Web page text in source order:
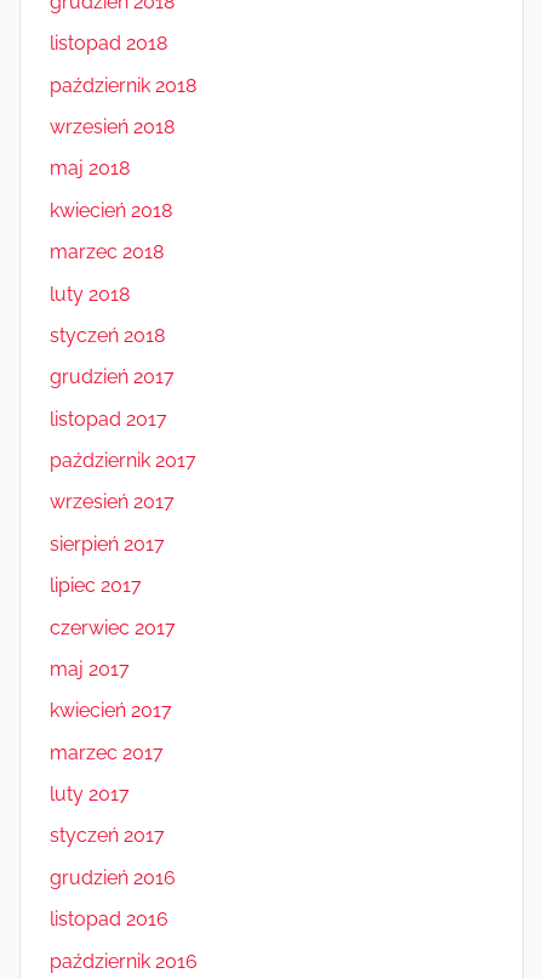
listopad 2018
październik 2018
wrzesień 2018
maj 2018
kwiecień 2018
marzec 2018
luty 2018
styczeń 2018
grudzień 2017
listopad 2017
październik 2017
wrzesień 2017
sierpień 2017
lipiec 2017
czerwiec 2017
maj 2017
kwiecień 2017
marzec 2017
luty 2017
styczeń 2017
grudzień 2016
listopad 2016
październik 2016